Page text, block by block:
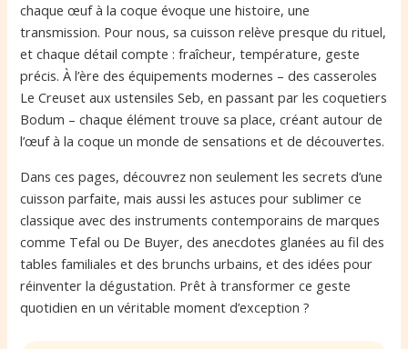
chaque œuf à la coque évoque une histoire, une
transmission. Pour nous, sa cuisson relève presque du rituel,
et chaque détail compte : fraîcheur, température, geste
précis. À l’ère des équipements modernes – des casseroles
Le Creuset aux ustensiles Seb, en passant par les coquetiers
Bodum – chaque élément trouve sa place, créant autour de
l’œuf à la coque un monde de sensations et de découvertes.
Dans ces pages, découvrez non seulement les secrets d’une
cuisson parfaite, mais aussi les astuces pour sublimer ce
classique avec des instruments contemporains de marques
comme Tefal ou De Buyer, des anecdotes glanées au fil des
tables familiales et des brunchs urbains, et des idées pour
réinventer la dégustation. Prêt à transformer ce geste
quotidien en un véritable moment d’exception ?